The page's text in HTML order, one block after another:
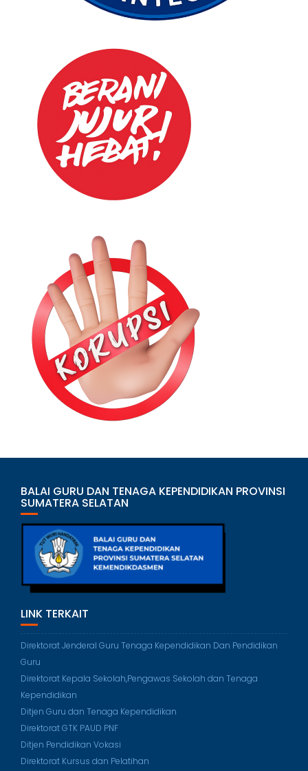
BALAI GURU DAN TENAGA KEPENDIDIKAN PROVINSI
SUMATERA SELATAN
LINK TERKAIT
Direktorat Jenderal Guru Tenaga Kependidikan Dan Pendidikan
Guru
Direktorat Kepala Sekolah,Pengawas Sekolah dan Tenaga
Kependidikan
Ditjen Guru dan Tenaga Kependidikan
Direktorat GTK PAUD PNF
Ditjen Pendidikan Vokasi
Direktorat Kursus dan Pelatihan